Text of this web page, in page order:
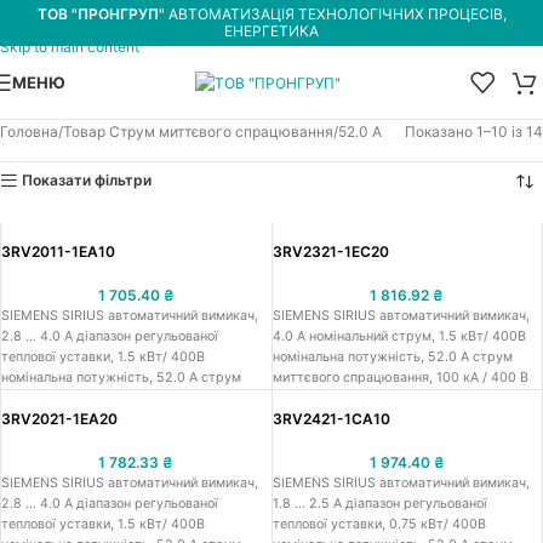
Skip to navigation
Skip to main content
ТОВ "ПРОНГРУП" АВТОМАТИЗАЦІЯ ТЕХНОЛОГІЧНИХ ПРОЦЕСІВ,
ЕНЕРГЕТИКА
МЕНЮ
Головна Товар Струм миттєвого спрацювання 52.0 А Показано 1–10 із 14
Показати фільтри
3RV2011-1EA10
1 705.40 ₴
SIEMENS SIRIUS автоматичний вимикач,
2.8 … 4.0 A діапазон регульованої
теплової уставки, 1.5 кВт/ 400В
номінальна потужність, 52.0 A струм
номінальний струм, 100кА / 400 В
типорозмір S00, пускова
перевантажувальна характеристика
CLASS 10, функц. призначення -
АЗД(автомат захисту двигуна) з ф-цією:
3RV2321-1EC20
1 816.92 ₴
SIEMENS SIRIUS автоматичний вимикач,
4.0 A номінальний струм, 1.5 кВт/ 400В
номінальна потужність, 52.0 A струм
миттєвого спрацювання, 100 кА / 400 В
типорозмір S0, пускова
CLASS 10, функц. призначення -
АЗД(автомат захисту двигуна) з ф-цією:
захист пускових збірок D/Y, тип
підключення: підпружинені клеми,
3RV2021-1EA20
1 782.33 ₴
SIEMENS SIRIUS автоматичний вимикач,
2.8 … 4.0 A діапазон регульованої
теплової уставки, 1.5 кВт/ 400В
3RV2421-1CA10
1 974.40 ₴
SIEMENS SIRIUS автоматичний вимикач,
1.8 … 2.5 A діапазон регульованої
теплової уставки, 0.75 кВт/ 400В